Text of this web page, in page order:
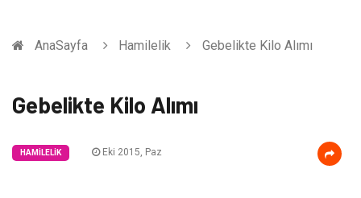
AnaSayfa Hamilelik Gebelikte Kilo Alımı
Gebelikte Kilo Alımı
HAMILELIK Eki 2015, Paz